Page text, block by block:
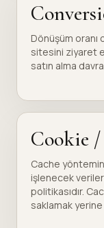
Dönüşüm
sitesini ziyaret
satın alma
Cookie
Cache
işlenecek
politikasıdır.
saklamak yerine